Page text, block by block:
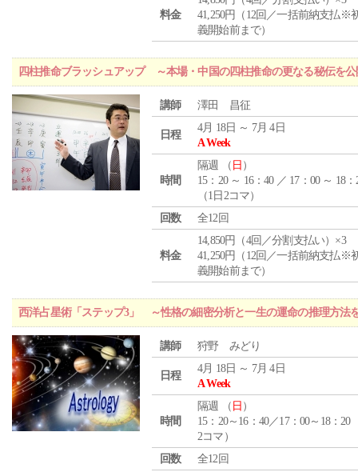
料金
41,250円（12回／一括前納支払※
義開始前まで）
四柱推命ブラッシュアップ ～本場・中国の四柱推命の更なる秘伝を
講師 澤田 昌征
日程
4月 18日 ～ 7月 4日
A Week
時間
隔週 （ 日 ）
15：20 ～ 16：40 ／ 17：00 ～ 18：
（1日2コマ）
回数
全12回
料金
14,850円（4回／分割支払い）×3
41,250円（12回／一括前納支払※
義開始前まで）
西洋占星術「ステップ3」 ～性格の細密分析と一生の運命の推理方法
講師 狩野 みどり
日程
4月 18日 ～ 7月 4日
A Week
時間
隔週 （ 日 ）
15：20～16：40／17：00～18：20
2コマ）
回数
全12回